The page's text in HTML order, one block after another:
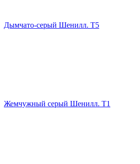
Дымчато-серый Шенилл. Т5
Жемчужный серый Шенилл. Т1